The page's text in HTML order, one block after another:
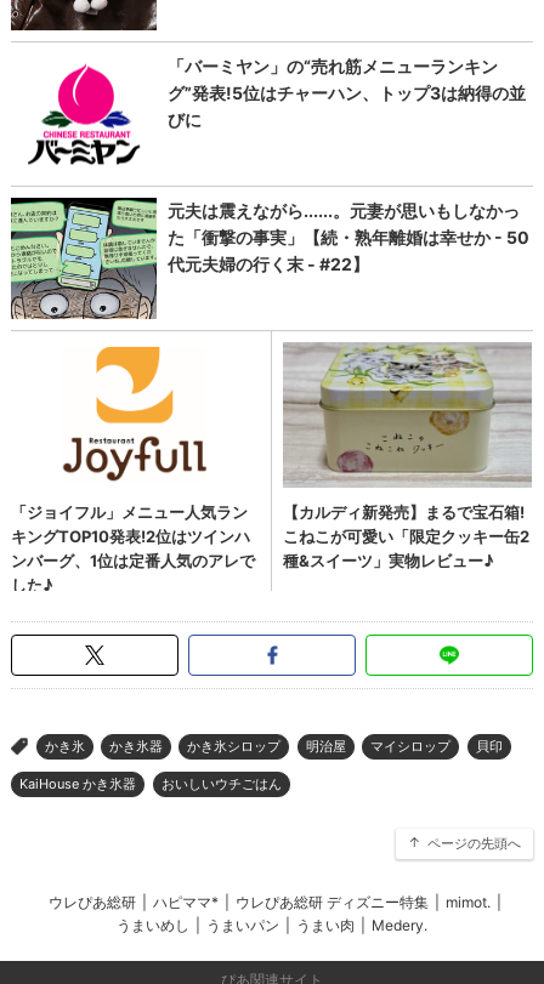
> かき氷 かき氷器 かき氷シロップ 明治屋 マイシロップ 貝印
KaiHouse かき氷器 おいしいウチごはん
ページの先頭へ
ウレぴあ総研 ハピママ* ウレぴあ総研 ディズニー特集 mimot.
うまいめし
うまいパン うまい肉 Medery.
ぴあ関連サイト